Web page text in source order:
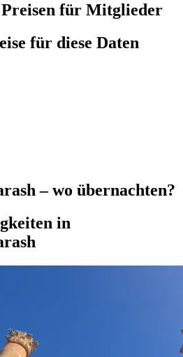
für Mitglieder
für diese Daten
– wo übernachten?
in